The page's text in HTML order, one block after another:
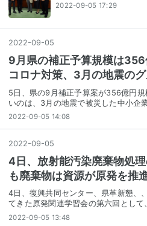
2022-09-05 17:29
2022-09-05
9月県の補正予算規模は356
コロナ対策、3月の地震の
5日、県の9月補正予算案が356億円
いのは、3月の地震で被災した中小企
2022-09-05 14:08
2022-09-05
4日、放射能汚染廃棄物処
も廃棄物は資源が原発を推
4日、復興共同センター、県革新懇、
てきた原発関連学習会の第六回とし
2022-09-05 13:48